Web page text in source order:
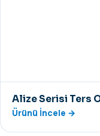
Alize Serisi Ters
Ürünü İncele →